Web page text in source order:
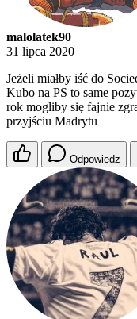
malolatek90
31 lipca 2020
Jeżeli miałby iść do
Kubo na PS to same
rok mogliby się fajnie
przyjściu Madrytu
Odpowiedz